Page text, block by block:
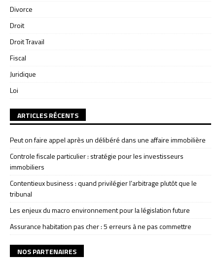
Divorce
Droit
Droit Travail
Fiscal
Juridique
Loi
ARTICLES RÉCENTS
Peut on faire appel après un délibéré dans une affaire immobilière
Controle fiscale particulier : stratégie pour les investisseurs
immobiliers
Contentieux business : quand privilégier l’arbitrage plutôt que le
tribunal
Les enjeux du macro environnement pour la législation future
Assurance habitation pas cher : 5 erreurs à ne pas commettre
NOS PARTENAIRES